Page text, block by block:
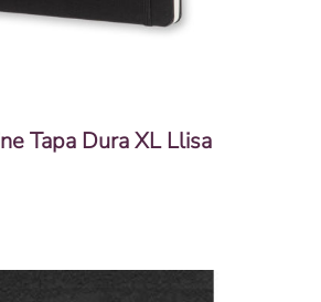
Tapa Dura XL Llisa